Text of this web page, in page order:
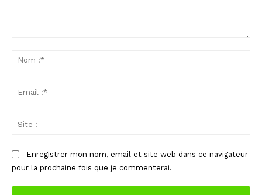
Enregistrer mon nom, email et site web dans ce navigateur
pour la prochaine fois que je commenterai.